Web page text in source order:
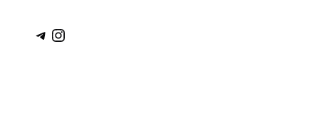
Telegram
Instagram